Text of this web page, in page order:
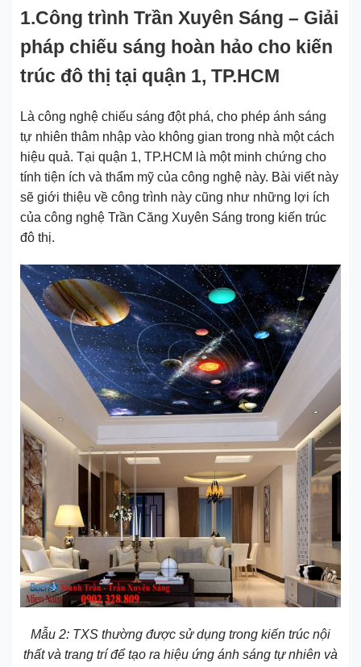
1.Công trình Trần Xuyên Sáng – Giải
pháp chiếu sáng hoàn hảo cho kiến
trúc đô thị tại quận 1, TP.HCM
Là công nghệ chiếu sáng đột phá, cho phép ánh sáng
tự nhiên thâm nhập vào không gian trong nhà một cách
hiệu quả. Tại quận 1, TP.HCM là một minh chứng cho
tính tiện ích và thẩm mỹ của công nghệ này. Bài viết này
sẽ giới thiệu về công trình này cũng như những lợi ích
của công nghệ Trần Căng Xuyên Sáng trong kiến trúc
đô thị.
Mẫu 2: TXS thường được sử dụng trong kiến trúc nội
thất và trang trí để tạo ra hiệu ứng ánh sáng tự nhiên và